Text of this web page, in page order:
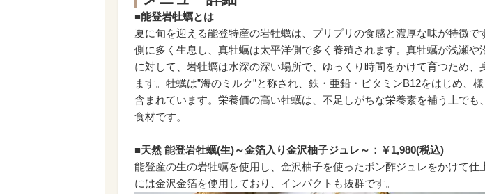
■能登岩牡蠣とは
夏に旬を迎える能登特産の岩牡蠣は、プリプリの食感と濃厚な味が特徴で
側に多く生息し、真牡蠣は太平洋側で多く養殖されます。真牡蠣が浅瀬や
に対して、岩牡蠣は水深の深い場所で、ゆっくり時間をかけて育つため、
ます。牡蠣は”海のミルク”と称され、鉄・亜鉛・ビタミンB12をはじめ、
含まれています。栄養価の高い牡蠣は、不足しがちな栄養素を補う上でも
食材です。
■天然 能登岩牡蠣(生)～金箔入り金沢柚子ジュレ～：￥1,980(税込)
能登産の生の岩牡蠣を使用し、金沢柚子を使ったポン酢ジュレをかけて仕
には金沢金箔を使用しており、インパクトも抜群です。